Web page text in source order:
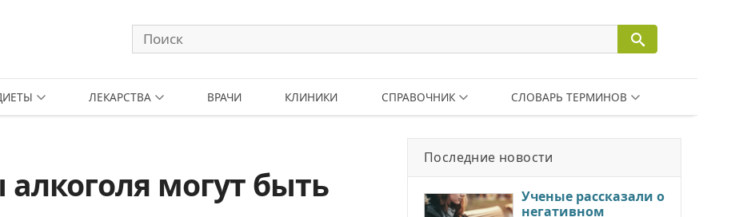
ЛЕКАРСТВА ВРАЧИ КЛИНИКИ СПРАВОЧНИК СЛОВАРЬ ТЕРМИНОВ
могут быть
Последние новости
Ученые рассказали о
негативном